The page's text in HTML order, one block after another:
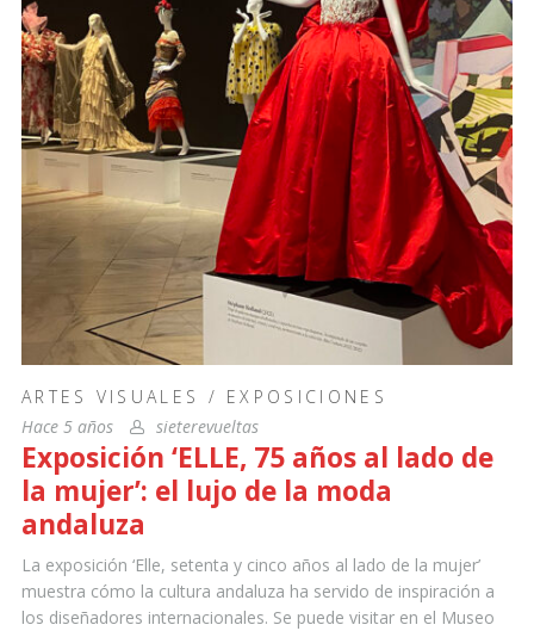
ARTES VISUALES / EXPOSICIONES
Hace 5 años
sieterevueltas
Exposición ‘ELLE, 75 años al lado de
la mujer’: el lujo de la moda
andaluza
La exposición ‘Elle, setenta y cinco años al lado de la mujer’
muestra cómo la cultura andaluza ha servido de inspiración a
los diseñadores internacionales. Se puede visitar en el Museo